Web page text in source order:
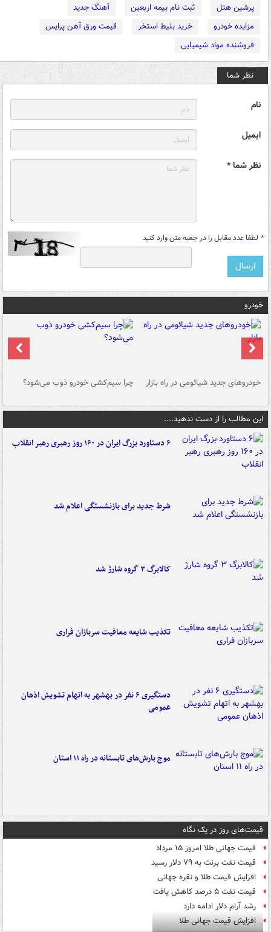
پرشین هتل
ثبت نام بیمه اربعین
آهنگ جدید
مزایده خودرو
خرید بلیط استخر
قیمت ورق آهن پرایس
فروشنده مواد شیمیایی
نظر شما
نام
ایمیل
نظر شما *
* لطفا عدد مقابل را در جعبه متن وارد کنید
خودرو
خودروهای جدید شیائومی در راه بازار چرا سیم‌کشی خودرو ذوب می‌شود؟
این مطالب را از دست ندهید....
۶ دستاورد بزرگ ایران در ۱۶۰ روز رهبری رهبر انقلاب
شرط جدید برای بازنشستگی اعلام شد
کالابرگ ۳ گروه شارژ شد
تکذیب شایعه معافیت سربازان فراری
دستگیری ۶ نفر در بهشهر به اتهام تشویش اذهان
عمومی
موج بارش‌های تابستانه در راه ۱۱ استان
قیمت‌های روز در یک نگاه
قیمت جهانی طلا امروز ۱۵ مرداد
قیمت نفت برنت به ۷۹ دلار رسید
افزایش قیمت طلا و نقره جهانی
قیمت نفت ۵ درصد کاهش یافت
رشد آرام دلار ادامه دارد
افزایش قیمت جهانی طلا